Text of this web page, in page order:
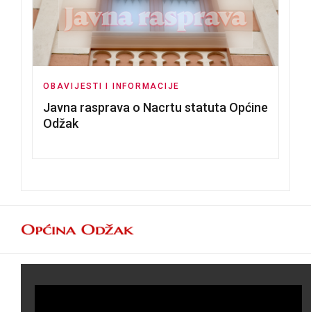
OBAVIJESTI I INFORMACIJE
Javna rasprava o Nacrtu statuta Općine
Odžak